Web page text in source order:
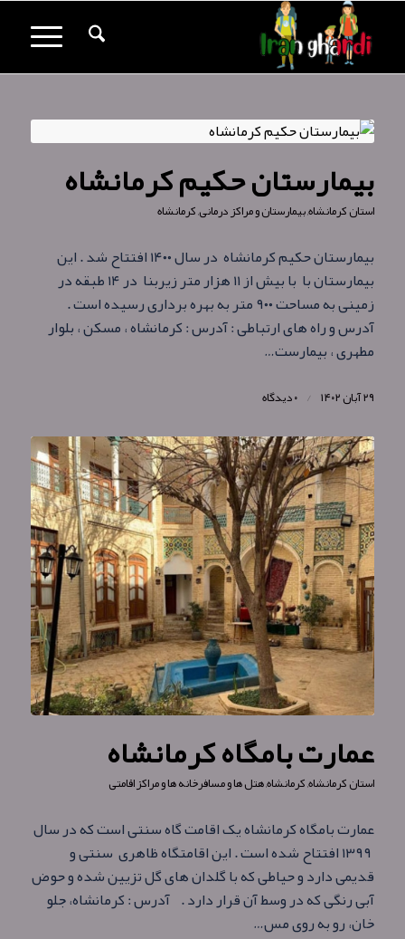
بیمارستان حکیم کرمانشاه
استان کرمانشاه,بیمارستان و مراکز درمانی,کرمانشاه
بیمارستان حکیم کرمانشاه در سال ۱۴۰۰ افتتاح شد . این
بیمارستان با با بيش از ۱۱ هزار متر زيربنا در ۱۴ طبقه در
زمينى به مساحت ۹۰۰ متر به بهره برداری رسیده است .
آدرس و راه های ارتباطی : آدرس : کرمانشاه ، مسکن ، بلوار
مطهری ، بیمارست…
۲۹ آبان ۱۴۰۲ / ۰ دیدگاه
عمارت بامگاه کرمانشاه
استان کرمانشاه,کرمانشاه,هتل ها و مسافرخانه ها و مراکز اقامتی
عمارت بامگاه کرمانشاه یک اقامت گاه سنتی است که در سال
۱۳۹۹ افتتاح شده است . این اقامتگاه ظاهری سنتی و
قدیمی دارد و حیاطی که با گلدان های گل تزیین شده و حوض
آبی رنگی که در وسط آن قرار دارد . آدرس : کرمانشاه، جلو
خان، رو به روی مس…